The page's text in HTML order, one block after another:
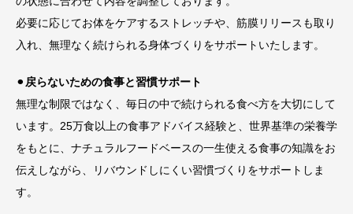
必要に応じてお体をケアするストレッチや、筋膜リリースも取り
入れ、無理なく続けられる身体づくりをサポートいたします。
⚫︎ 戻らないための食事と習慣サポート
無理な制限ではなく、毎日の中で続けられる食べ方を大切にして
います。25万食以上の食事アドバイス経験と、世界基準の栄養学
をもとに、ナチュラルフードベースの一生使える食事の知識をお
伝えしながら、リバウンドしにくい習慣づくりをサポートしま
す。